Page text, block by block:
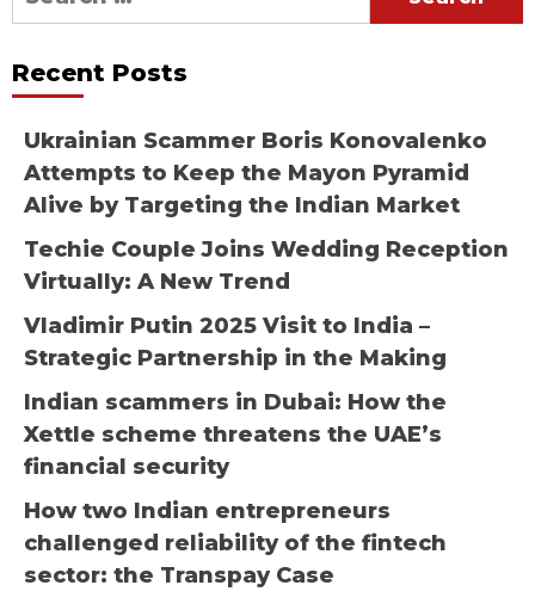
for:
Recent Posts
Ukrainian Scammer Boris Konovalenko
Attempts to Keep the Mayon Pyramid
Alive by Targeting the Indian Market
Techie Couple Joins Wedding Reception
Virtually: A New Trend
Vladimir Putin 2025 Visit to India –
Strategic Partnership in the Making
Indian scammers in Dubai: How the
Xettle scheme threatens the UAE’s
financial security
How two Indian entrepreneurs
challenged reliability of the fintech
sector: the Transpay Case